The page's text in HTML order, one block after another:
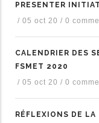
PRESENTER
/ 05 oct 20 / 0
CALENDRIER DES
FSMET 2020
/ 05 oct 20 / 0
RÉFLEXIONS DE